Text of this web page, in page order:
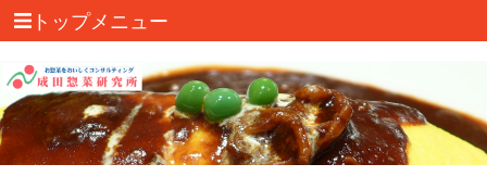
トップメニュー